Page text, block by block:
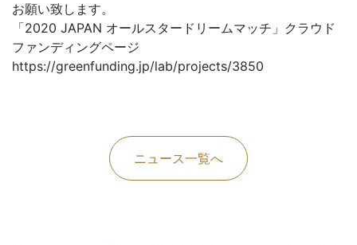
お願い致します。
「2020 JAPAN オールスタードリームマッチ」クラウド
ファンディングページ
https://greenfunding.jp/lab/projects/3850
ニュース一覧へ